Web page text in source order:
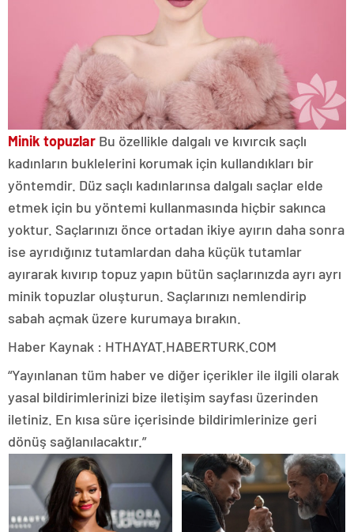
Minik topuzlar Bu özellikle dalgalı ve kıvırcık saçlı
kadınların buklelerini korumak için kullandıkları bir
yöntemdir. Düz saçlı kadınlarınsa dalgalı saçlar elde
etmek için bu yöntemi kullanmasında hiçbir sakınca
yoktur. Saçlarınızı önce ortadan ikiye ayırın daha sonra
ise ayrıdığınız tutamlardan daha küçük tutamlar
ayırarak kıvırıp topuz yapın bütün saçlarınızda ayrı ayrı
minik topuzlar oluşturun. Saçlarınızı nemlendirip
sabah açmak üzere kurumaya bırakın.
Haber Kaynak : HTHAYAT.HABERTURK.COM
“Yayınlanan tüm haber ve diğer içerikler ile ilgili olarak
yasal bildirimlerinizi bize iletişim sayfası üzerinden
iletiniz. En kısa süre içerisinde bildirimlerinize geri
dönüş sağlanılacaktır.”